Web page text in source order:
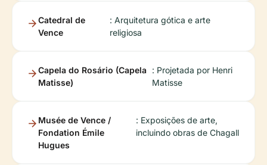
Catedral de
Vence
: Arquitetura gótica e arte
religiosa
Capela do Rosário (Capela
Matisse)
: Projetada por Henri
Matisse
Musée de Vence /
Fondation Émile
Hugues
: Exposições de arte,
incluindo obras de Chagall